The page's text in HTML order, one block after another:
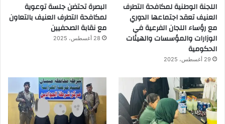
اللجنة الوطنية لمكافحة التطرف
العنيف تعقد اجتماعها الدوري
مع رؤساء اللجان الفرعية في
الوزارات والمؤسسات والهيئات
الحكومية
29 أغسطس، 2025
البصرة تحتضن جلسة توعوية
لمكافحة التطرف العنيف بالتعاون
مع نقابة الصحفيين
28 أغسطس، 2025